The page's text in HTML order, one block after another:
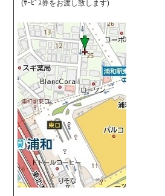
(ｻｰﾋﾞｽ券をお渡し致します)